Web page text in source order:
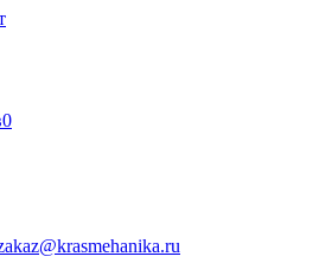
0